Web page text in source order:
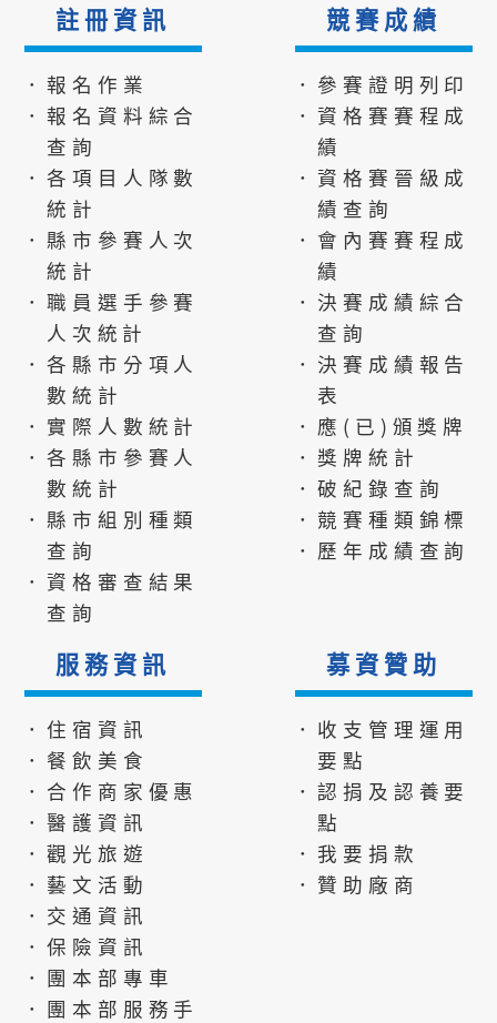
註冊資訊
．報名作業
．報名資料綜合
查詢
．各項目人隊數
統計
．縣市參賽人次
統計
．職員選手參賽
人次統計
．各縣市分項人
數統計
．實際人數統計
．各縣市參賽人
數統計
．縣市組別種類
查詢
．資格審查結果
查詢
競賽成績
．參賽證明列印
．資格賽賽程成
績
．資格賽晉級成
績查詢
．會內賽賽程成
績
．決賽成績綜合
查詢
．決賽成績報告
表
．應(已)頒獎牌
．獎牌統計
．破紀錄查詢
．競賽種類錦標
．歷年成績查詢
服務資訊
．住宿資訊
．餐飲美食
．合作商家優惠
．醫護資訊
．觀光旅遊
．藝文活動
．交通資訊
．保險資訊
．團本部專車
．團本部服務手
募資贊助
．收支管理運用
要點
．認捐及認養要
點
．我要捐款
．贊助廠商